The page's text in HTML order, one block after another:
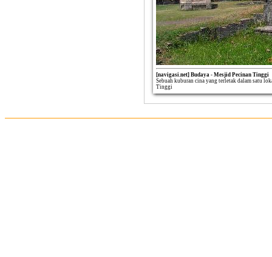
[navigasi.net] Budaya - Mesjid Pecinan Tinggi
Sebuah kuburan cina yang terletak dalam satu
Tinggi